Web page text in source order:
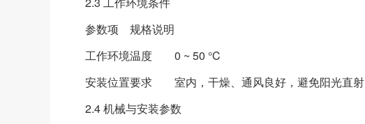
参数项
规格说明
工作环境温度
0 ~ 50 °C
安装位置要求
室内，干燥、通风良好，避免阳光直射
2.4 机械与安装参数